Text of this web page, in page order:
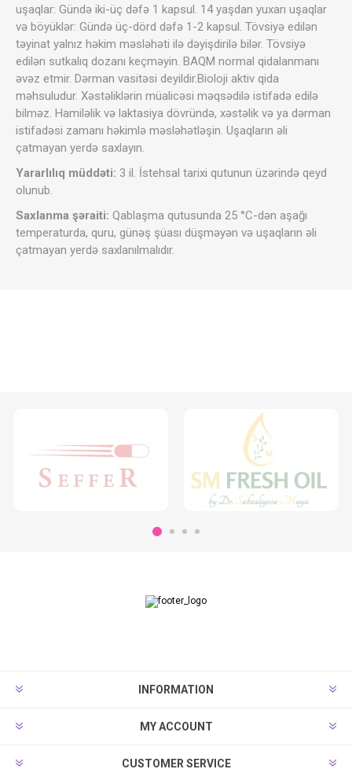
uşaqlar: Gündə iki-üç dəfə 1 kapsul. 14 yaşdan yuxarı uşaqlar
və böyüklər: Gündə üç-dörd dəfə 1-2 kapsul. Tövsiyə edilən
təyinat yalnız həkim məsləhəti ilə dəyişdirilə bilər. Tövsiyə
edilən sutkalıq dozanı keçməyin. BAQM normal qidalanmanı
əvəz etmir. Dərman vasitəsi deyildir.Bioloji aktiv qida
məhsuludur. Xəstəliklərin müalicəsi məqsədilə istifadə edilə
bilməz. Hamiləlik və laktasiya dövründə, xəstəlik və ya dərman
istifadəsi zamanı həkimlə məsləhətləşin. Uşaqların əli
çatmayan yerdə saxlayın.
Yararlılıq müddəti: 3 il. İstehsal tarixi qutunun üzərində qeyd
olunub.
Saxlanma şəraiti: Qablaşma qutusunda 25 °C-dən aşağı
temperaturda, quru, günəş şüası düşməyən və uşaqların əli
çatmayan yerdə saxlanılmalıdır.
INFORMATION
MY ACCOUNT
CUSTOMER SERVICE